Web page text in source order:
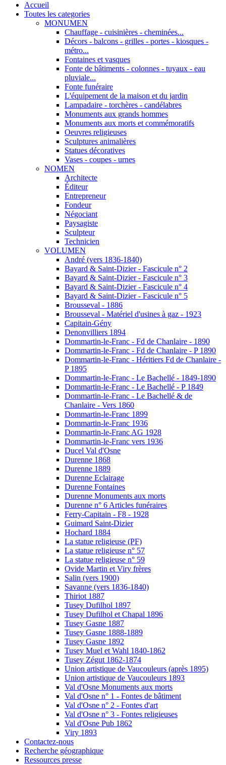
Accueil
Toutes les categories
MONUMEN
Chauffage - cuisinières - cheminées...
Décors - balcons - grilles - portes - kiosques -
métro...
Fontaines et vasques
Fonte de bâtiments - colonnes - tuyaux - eau
pluviale...
Fonte funéraire
L'équipement de la maison et du jardin
Lampadaire - torchères - candélabres
Monuments aux grands hommes
Monuments aux morts et commémoratifs
Oeuvres religieuses
Sculptures animalières
Statues décoratives
Vases - coupes - urnes
NOMEN
Architecte
Éditeur
Entrepreneur
Fondeur
Négociant
Paysagiste
Sculpteur
Technicien
VOLUMEN
André (vers 1836-1840)
Bayard & Saint-Dizier - Fascicule n° 2
Bayard & Saint-Dizier - Fascicule n° 3
Bayard & Saint-Dizier - Fascicule n° 4
Bayard & Saint-Dizier - Fascicule n° 5
Brousseval - 1886
Brousseval - Matériel d'usines à gaz - 1923
Capitain-Gény
Denonvilliers 1894
Dommartin-le-Franc - Fd de Chanlaire - 1890
Dommartin-le-Franc - Fd de Chanlaire - P 1890
Dommartin-le-Franc - Héritiers Fd de Chanlaire -
P 1895
Dommartin-le-Franc - Le Bachellé - 1849-1890
Dommartin-le-Franc - Le Bachellé - P 1849
Dommartin-le-Franc - Le Bachellé & de
Chanlaire - Vers 1860
Dommartin-le-Franc 1899
Dommartin-le-Franc 1936
Dommartin-le-Franc AG 1928
Dommartin-le-Franc vers 1936
Ducel Val d'Osne
Durenne 1868
Durenne 1889
Durenne Eclairage
Durenne Fontaines
Durenne Monuments aux morts
Durenne n° 6 Articles funéraires
Ferry-Capitain - F8 - 1928
Guimard Saint-Dizier
Hochard 1884
La statue religieuse (PF)
La statue religieuse n° 57
La statue religieuse n° 59
Ovide Martin et Viry frères
Salin (vers 1900)
Savanne (vers 1836-1840)
Thiriot 1887
Tusey Dufilhol 1897
Tusey Dufilhol et Chapal 1896
Tusey Gasne 1887
Tusey Gasne 1888-1889
Tusey Gasne 1892
Tusey Muel et Wahl 1840-1862
Tusey Zégut 1862-1874
Union artistique de Vaucouleurs (après 1895)
Union artistique de Vaucouleurs 1893
Val d'Osne Monuments aux morts
Val d'Osne n° 1 - Fontes de bâtiment
Val d'Osne n° 2 - Fontes d'art
Val d'Osne n° 3 - Fontes religieuses
Val d'Osne Pub 1862
Viry 1893
Contactez-nous
Recherche géographique
Ressources presse